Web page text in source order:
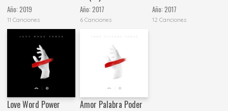
Año:2019
11 Canciones
Año: 2017
6 Canciones
Año:2017
12 Canciones
Love Word Power Amor Palabra Poder